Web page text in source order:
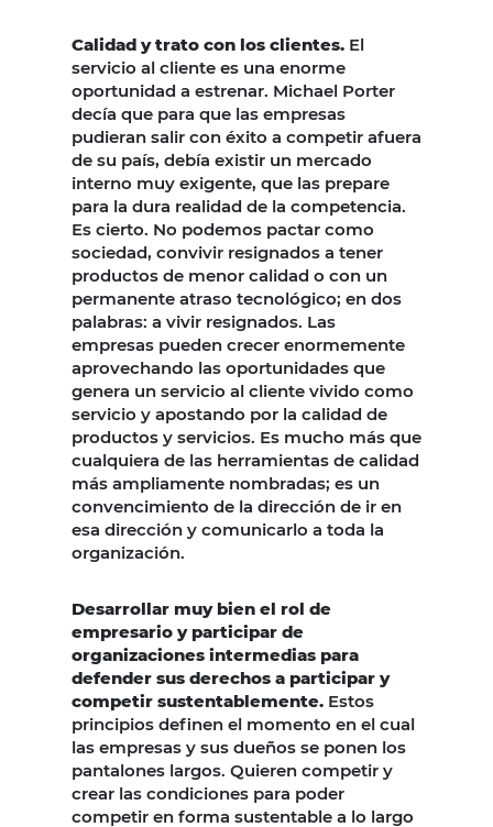
Calidad y trato con los clientes. El
servicio al cliente es una enorme
oportunidad a estrenar. Michael Porter
decía que para que las empresas
pudieran salir con éxito a competir afuera
de su país, debía existir un mercado
interno muy exigente, que las prepare
para la dura realidad de la competencia.
Es cierto. No podemos pactar como
sociedad, convivir resignados a tener
productos de menor calidad o con un
permanente atraso tecnológico; en dos
palabras: a vivir resignados. Las
empresas pueden crecer enormemente
aprovechando las oportunidades que
genera un servicio al cliente vivido como
servicio y apostando por la calidad de
productos y servicios. Es mucho más que
cualquiera de las herramientas de calidad
más ampliamente nombradas; es un
convencimiento de la dirección de ir en
esa dirección y comunicarlo a toda la
organización.
Desarrollar muy bien el rol de
empresario y participar de
organizaciones intermedias para
defender sus derechos a participar y
competir sustentablemente. Estos
principios definen el momento en el cual
las empresas y sus dueños se ponen los
pantalones largos. Quieren competir y
crear las condiciones para poder
competir en forma sustentable a lo largo